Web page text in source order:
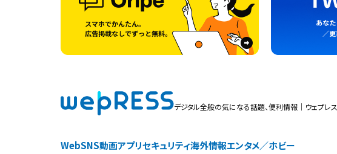
デジタル全般の気になる話題、便利情報｜ウェプレス
WebSNS動画アプリセキュリティ海外情報エンタメ／ホビー